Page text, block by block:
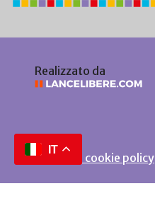
Realizzato da
Privacy e cookie policy
IT